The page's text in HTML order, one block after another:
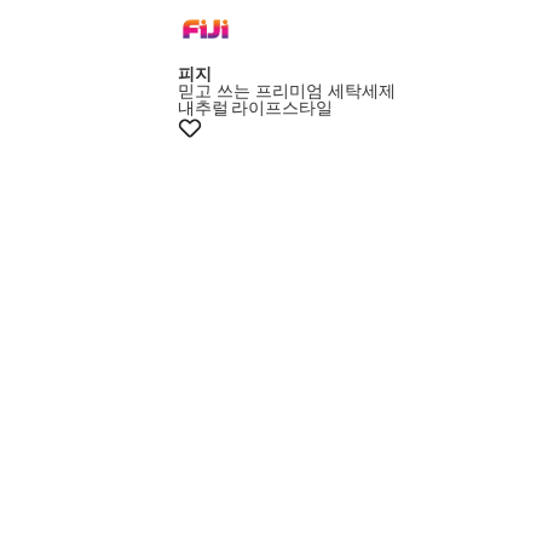
멤버스15%쿠폰
피지
믿고 쓰는 프리미엄 세탁세제
내추럴 라이프스타일